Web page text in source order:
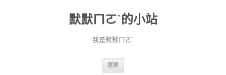
默默ㄇㄛˋ的小站
我是默默ㄇㄛˋ
選單